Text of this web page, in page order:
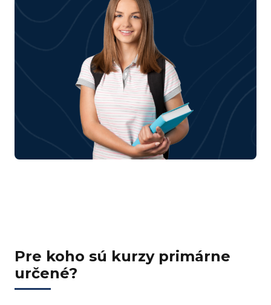
Pre koho sú kurzy primárne
určené?